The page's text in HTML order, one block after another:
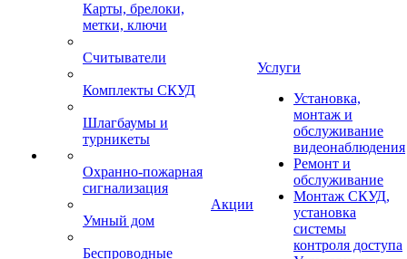
Карты, брелоки,
метки, ключи
Считыватели
Комплекты СКУД
Шлагбаумы и
турникеты
Охранно-пожарная
сигнализация
Умный дом
Беспроводные
Акции
Услуги
Установка,
монтаж и
обслуживание
видеонаблюдения
Ремонт и
обслуживание
Монтаж СКУД,
установка
системы
контроля доступа